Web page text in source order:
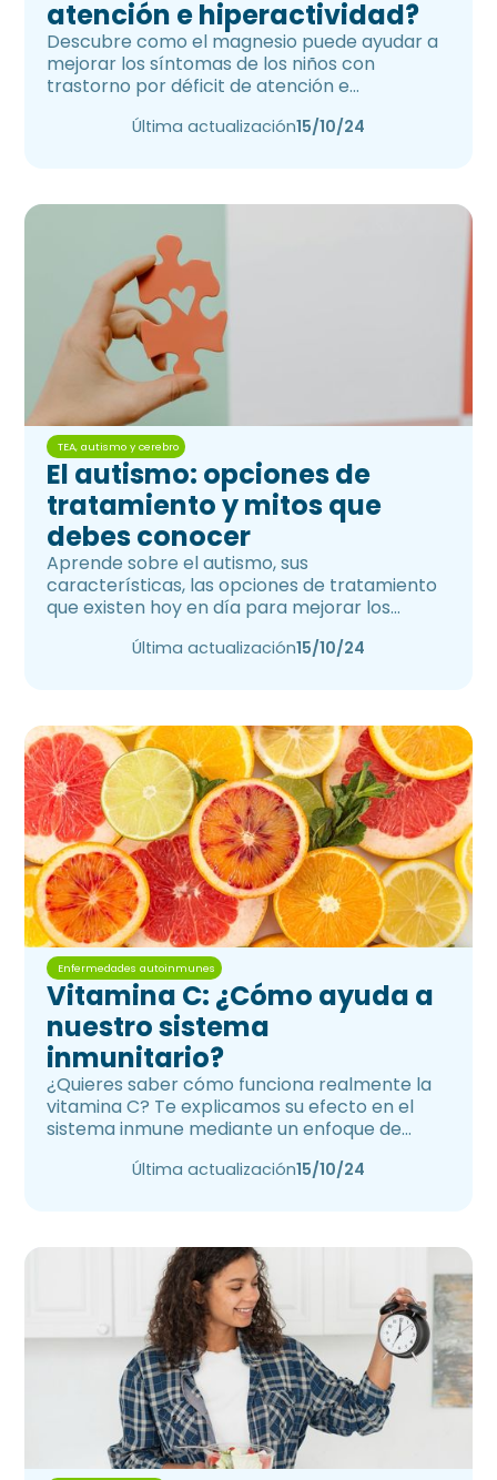
atención e hiperactividad?
Descubre como el magnesio puede ayudar a
mejorar los síntomas de los niños con
trastorno por déficit de atención e
Última actualización15/10/24
TEA, autismo y cerebro
El autismo: opciones de
tratamiento y mitos que
debes conocer
Aprende sobre el autismo, sus
características, las opciones de tratamiento
que existen hoy en día para mejorar los
Última actualización15/10/24
Enfermedades autoinmunes
Vitamina C: ¿Cómo ayuda a
nuestro sistema
inmunitario?
¿Quieres saber cómo funciona realmente la
vitamina C? Te explicamos su efecto en el
sistema inmune mediante un enfoque de
Última actualización15/10/24